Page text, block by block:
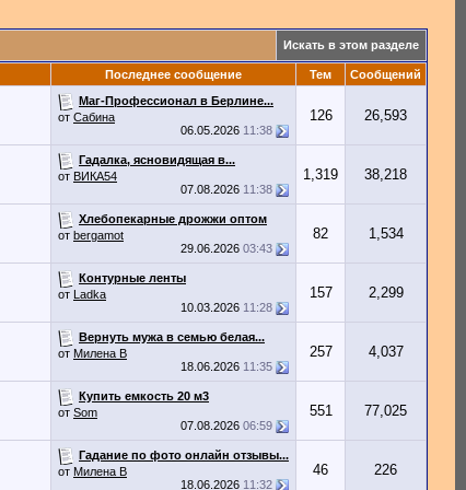
Искать в этом разделе
Последнее сообщение Тем Сообщений
Маг-Профессионал в Берлине...
от Сабина
06.05.2026 11:38
126 26,593
Гадалка, ясновидящая в...
от ВИКА54
07.08.2026 11:38
1,319 38,218
Хлебопекарные дрожжи оптом
от bergamot
29.06.2026 03:43
82 1,534
Контурные ленты
от Ladka
10.03.2026 11:28
157 2,299
Вернуть мужа в семью белая...
от Милена В
18.06.2026 11:35
257 4,037
Купить емкость 20 м3
от Som
07.08.2026 06:59
551 77,025
Гадание по фото онлайн отзывы...
от Милена В
18.06.2026 11:32
46 226